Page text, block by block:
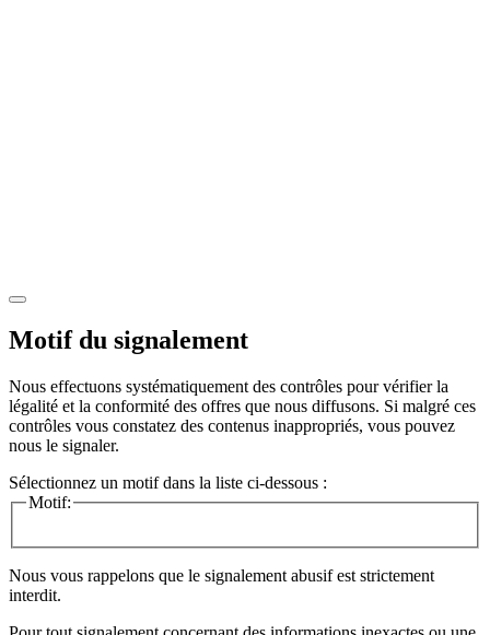
Motif du signalement
Nous effectuons systématiquement des contrôles pour vérifier la
légalité et la conformité des offres que nous diffusons. Si malgré ces
contrôles vous constatez des contenus inappropriés, vous pouvez
nous le signaler.
Sélectionnez un motif dans la liste ci-dessous :
Motif:
Nous vous rappelons que le signalement abusif est strictement
interdit.